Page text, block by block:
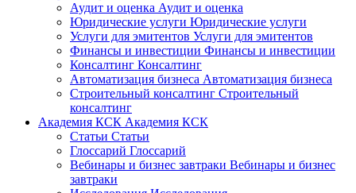
Аудит и оценка Аудит и оценка
Юридические услуги Юридические услуги
Услуги для эмитентов Услуги для эмитентов
Финансы и инвестиции Финансы и инвестиции
Консалтинг Консалтинг
Автоматизация бизнеса Автоматизация бизнеса
Строительный консалтинг Строительный
консалтинг
Академия КСК Академия КСК
Статьи Статьи
Глоссарий Глоссарий
Вебинары и бизнес завтраки Вебинары и бизнес
завтраки